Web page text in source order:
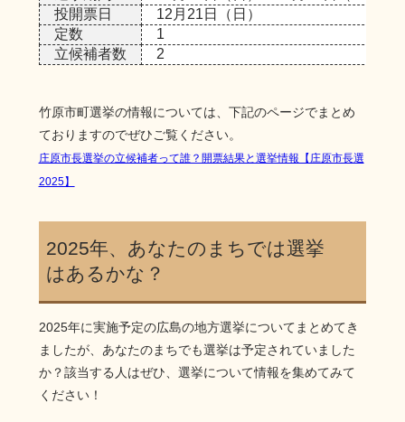
投開票日
12月21日（日）
定数
1
立候補者数
2
竹原市町選挙の情報については、下記のページでまとめ
ておりますのでぜひご覧ください。
庄原市長選挙の立候補者って誰？開票結果と選挙情報【庄原市長選
2025】
2025年、あなたのまちでは選挙
はあるかな？
2025年に実施予定の広島の地方選挙についてまとめてき
ましたが、あなたのまちでも選挙は予定されていました
か？該当する人はぜひ、選挙について情報を集めてみて
ください！